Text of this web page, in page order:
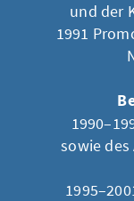
und der
1991
sowie